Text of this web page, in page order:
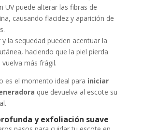
UV puede alterar las fibras de
causando flacidez y aparición de
la sequedad pueden acentuar la
haciendo que la piel pierda
más frágil.
es el momento ideal para iniciar
que devuelva al escote su
y exfoliación suave